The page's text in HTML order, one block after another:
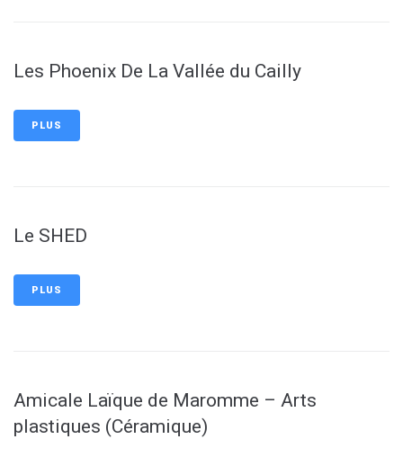
Les Phoenix De La Vallée du Cailly
PLUS
Le SHED
PLUS
Amicale Laïque de Maromme – Arts
plastiques (Céramique)